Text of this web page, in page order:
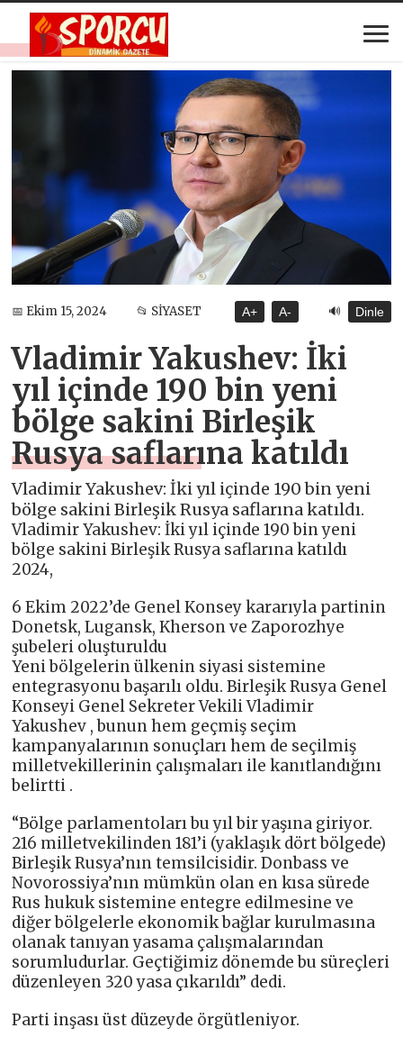
📅 Ekim 15, 2024 📂 SİYASET A+ A- 🔊 Dinle
Vladimir Yakushev: İki
yıl içinde 190 bin yeni
bölge sakini Birleşik
Rusya saflarına katıldı
Vladimir Yakushev: İki yıl içinde 190 bin yeni
bölge sakini Birleşik Rusya saflarına katıldı.
Vladimir Yakushev: İki yıl içinde 190 bin yeni
bölge sakini Birleşik Rusya saflarına katıldı
2024,
6 Ekim 2022’de Genel Konsey kararıyla partinin
Donetsk, Lugansk, Kherson ve Zaporozhye
şubeleri oluşturuldu
Yeni bölgelerin ülkenin siyasi sistemine
entegrasyonu başarılı oldu. Birleşik Rusya Genel
Konseyi Genel Sekreter Vekili Vladimir
Yakushev , bunun hem geçmiş seçim
kampanyalarının sonuçları hem de seçilmiş
milletvekillerinin çalışmaları ile kanıtlandığını
belirtti .
“Bölge parlamentoları bu yıl bir yaşına giriyor.
216 milletvekilinden 181’i (yaklaşık dört bölgede)
Birleşik Rusya’nın temsilcisidir. Donbass ve
Novorossiya’nın mümkün olan en kısa sürede
Rus hukuk sistemine entegre edilmesine ve
diğer bölgelerle ekonomik bağlar kurulmasına
olanak tanıyan yasama çalışmalarından
sorumludurlar. Geçtiğimiz dönemde bu süreçleri
düzenleyen 320 yasa çıkarıldı” dedi.
Parti inşası üst düzeyde örgütleniyor.